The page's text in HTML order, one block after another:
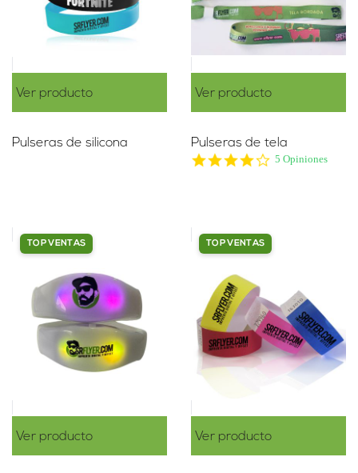
Ver producto
Pulseras de silicona
Ver producto
Pulseras de tela
4.2
5 Opiniones
TOP VENTAS
Ver producto
TOP VENTAS
Ver producto